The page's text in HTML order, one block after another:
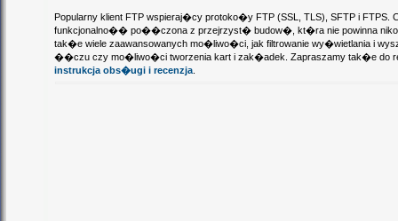
Popularny klient FTP wspieraj�cy protoko�y FTP (SSL, TLS), SFTP i FTPS.
funkcjonalno�� po��czona z przejrzyst� budow�, kt�ra nie powinna
tak�e wiele zaawansowanych mo�liwo�ci, jak filtrowanie wy�wietlania i
��czu czy mo�liwo�ci tworzenia kart i zak�adek. Zapraszamy tak�e do
instrukcja obs�ugi i recenzja